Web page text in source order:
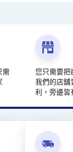
需
您只需要把
我們的店舖
利，旁邊皆